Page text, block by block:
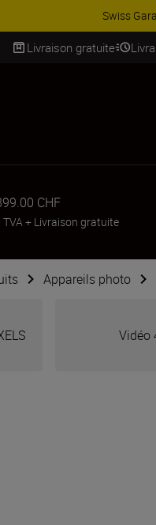
ACCESSOIRES EN
Livraison gratuite
CHF
TVA+ Livraison gratuite
Appareils photo
Vidéo